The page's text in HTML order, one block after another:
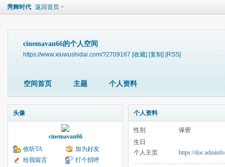
秀舞时代 返回首页
cinemavan66的个人空间
https://www.xiuwushidai.com/?2709187 [收藏] [复制] [RSS]
空间首页 主题 个人资料
头像
cinemavan66
收听TA
加为好友
给我留言
打个招呼
个人资料
性别
保密
生日
个人主页
https://